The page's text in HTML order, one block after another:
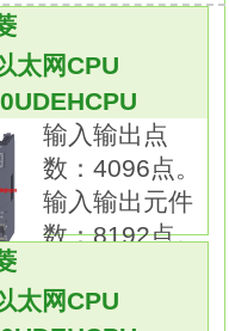
。基板模块安装
插槽。
指的是在自身或
障时，
太网CPU
输入输出点
数：4096点。
输入输出元件
数：8192点。
太网CPU